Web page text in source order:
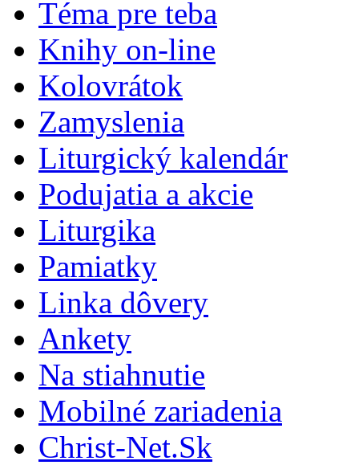
Téma pre teba
Knihy on-line
Kolovrátok
Zamyslenia
Liturgický kalendár
Podujatia a akcie
Liturgika
Pamiatky
Linka dôvery
Ankety
Na stiahnutie
Mobilné zariadenia
Christ-Net.Sk